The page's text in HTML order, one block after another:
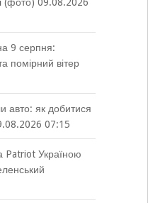
9 серпня:
помірний вітер
авто: як добитися
07:15
Patriot Україною